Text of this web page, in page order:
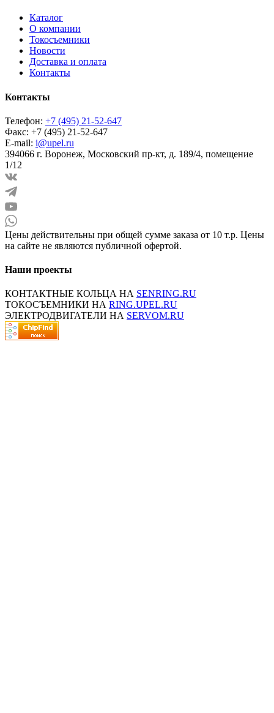
Каталог
О компании
Токосъемники
Новости
Доставка и оплата
Контакты
Контакты
Телефон: +7 (495) 21-52-647
Факс: +7 (495) 21-52-647
E-mail: i@upel.ru
394066 г. Воронеж, Московский пр-кт, д. 189/4, помещение
1/12
Цены действительны при общей сумме заказа от 10 т.р. Цены
на сайте не являются публичной офертой.
Наши проекты
КОНТАКТНЫЕ КОЛЬЦА НА SENRING.RU
ТОКОСЪЕМНИКИ НА RING.UPEL.RU
ЭЛЕКТРОДВИГАТЕЛИ НА SERVOM.RU